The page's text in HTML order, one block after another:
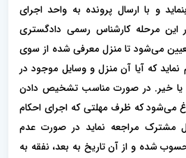
و با ارسال پرونده به واحد اجرای
این مرحله کارشناس رسمی دادگستری
می‌شود تا منزل معرفی شده از سوی
نماید که آیا آن منزل و وسایل موجود در
یا خیر. در صورت مناسب تشخیص دادن
می‌شود که ظرف مهلتی که اجرای احکام
مشترک مراجعه نماید در صورت عدم
شده و از آن تاریخ به بعد، نفقه به